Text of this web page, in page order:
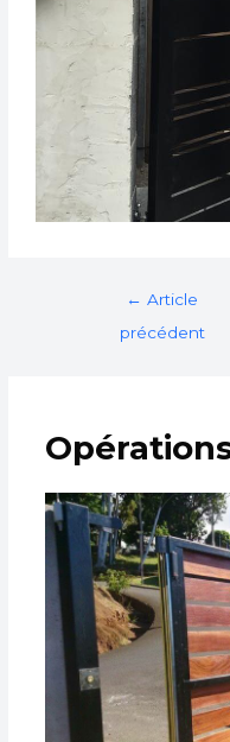
← Article
précédent